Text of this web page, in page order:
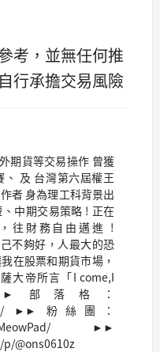
考，並無任何推
行承擔交易風險
期貨等交易操作 曾獲
及 台灣第六屆權王
者 身為理工科背景出
中期交易策略 ! 正在
往財務自由邁進 !
不夠好，人最大的恐
在股票和期貨市場，
大帝所言「I come,I
部落格：
►► 粉絲團：
MeowPad/ ►►
@ons0610z